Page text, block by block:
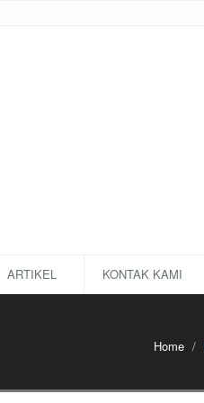
ARTIKEL KONTAK KAMI
Home